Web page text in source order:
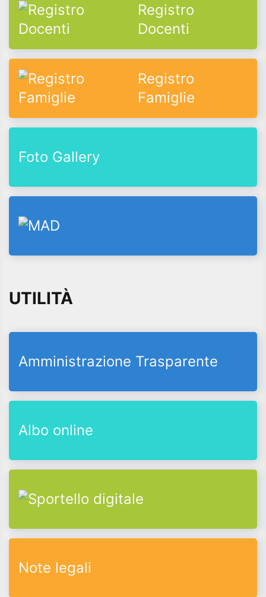
Registro
Docenti
Registro
Famiglie
Foto Gallery
UTILITÀ
Amministrazione Trasparente
Albo online
Note legali